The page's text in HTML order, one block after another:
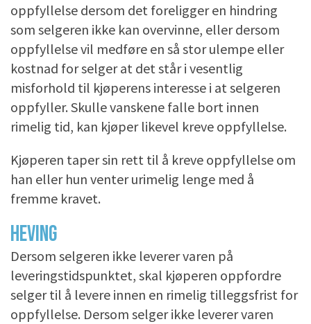
oppfyllelse dersom det foreligger en hindring
som selgeren ikke kan overvinne, eller dersom
oppfyllelse vil medføre en så stor ulempe eller
kostnad for selger at det står i vesentlig
misforhold til kjøperens interesse i at selgeren
oppfyller. Skulle vanskene falle bort innen
rimelig tid, kan kjøper likevel kreve oppfyllelse.
Kjøperen taper sin rett til å kreve oppfyllelse om
han eller hun venter urimelig lenge med å
fremme kravet.
HEVING
Dersom selgeren ikke leverer varen på
leveringstidspunktet, skal kjøperen oppfordre
selger til å levere innen en rimelig tilleggsfrist for
oppfyllelse. Dersom selger ikke leverer varen